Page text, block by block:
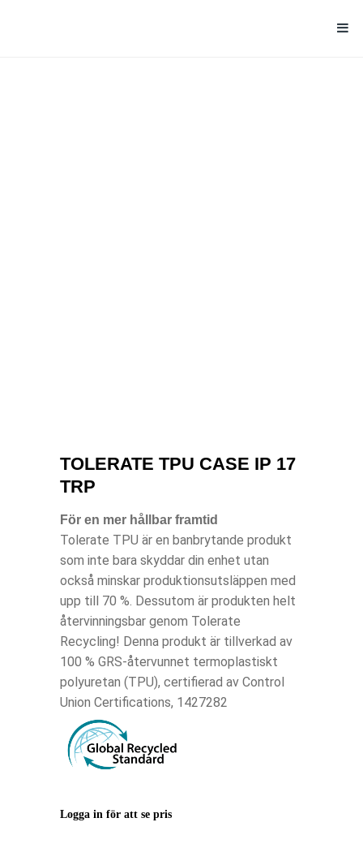
TOLERATE TPU CASE IP 17
TRP
För en mer hållbar framtid
Tolerate TPU är en banbrytande produkt
som inte bara skyddar din enhet utan
också minskar produktionsutsläppen med
upp till 70 %. Dessutom är produkten helt
återvinningsbar genom Tolerate
Recycling! Denna produkt är tillverkad av
100 % GRS-återvunnet termoplastiskt
polyuretan (TPU), certifierad av Control
Union Certifications, 1427282
Logga in för att se pris